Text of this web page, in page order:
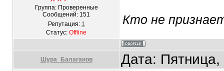
Группа: Проверенные
Сообщений: 151
Репутация: 1
Статус: Offline
Кто не
Шура_Балаганов Дата: